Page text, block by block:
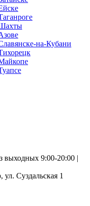
на-Кубани
выходных 9:00-20:00 |
Суздальская 1